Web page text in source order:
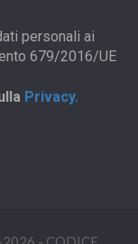
personali ai
679/2016/UE
Privacy.